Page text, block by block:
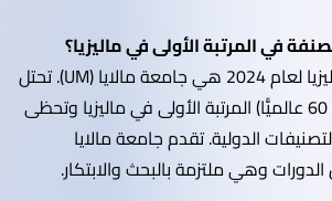
في المرتبة الأولى في ماليزيا؟
أفضل جامعة في ماليزيا لعام 2024 هي جامعة مالايا (UM). تحتل
جامعة مالايا (المرتبة 60 عالميًّا) المرتبة الأولى في ماليزيا وتحظى
الدولية. تقدم جامعة مالايا
وهي ملتزمة بالبحث والابتكار.